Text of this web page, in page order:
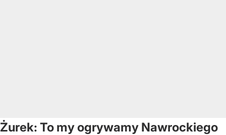
Żurek: To my ogrywamy Nawrockiego